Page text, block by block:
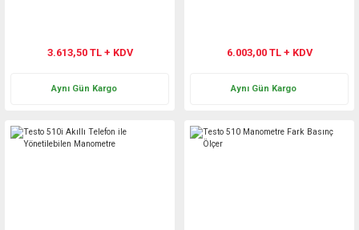
3.613,50 TL + KDV
Aynı Gün Kargo
6.003,00 TL + KDV
Aynı Gün Kargo